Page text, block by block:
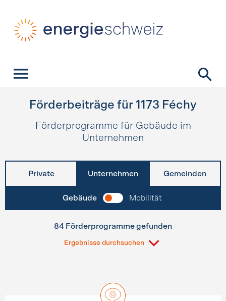
Förderbeiträge für 1173 Féchy
Förderprogramme für Gebäude im
Unternehmen
Private Unternehmen Gemeinden
Gebäude Mobilität
84 Förderprogramme gefunden
Ergebnisse durchsuchen